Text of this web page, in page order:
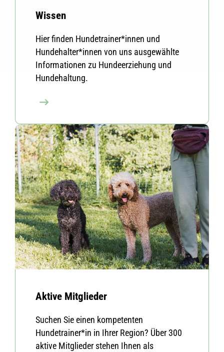
Wissen
Hier finden Hundetrainer*innen und
Hundehalter*innen von uns ausgewählte
Informationen zu Hundeerziehung und
Hundehaltung.
Aktive Mitglieder
Suchen Sie einen kompetenten
Hundetrainer*in in Ihrer Region? Über 300
aktive Mitglieder stehen Ihnen als